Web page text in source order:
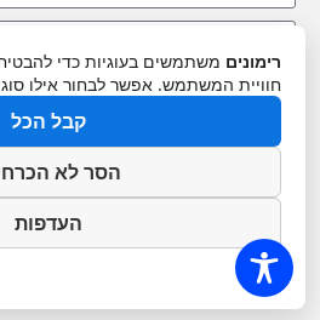
רימונים משתמשים בעוגיות כדי
חוויית המשתמש. אפשר לבחור אילו
קבל הכל
הסר לא
העדפות
גלילה